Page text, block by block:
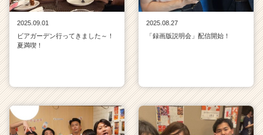
2025.09.01
ビアガーデン行ってきました～！
夏満喫！
2025.08.27
「録画版説明会」配信開始！